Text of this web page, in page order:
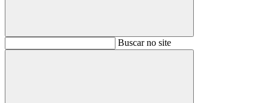
BuscarBuscar no site